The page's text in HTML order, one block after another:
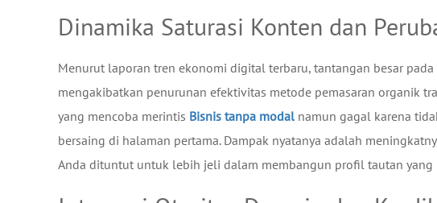
Dinamika Saturasi Konten dan
Menurut laporan tren ekonomi digital terbaru, tantangan besar
mengakibatkan penurunan efektivitas metode pemasaran organik
yang mencoba merintis Bisnis tanpa modalnamun gagal karena
bersaing di halaman pertama. Dampak nyatanya adalah
Anda dituntut untuk lebih jeli dalam membangun profil tautan